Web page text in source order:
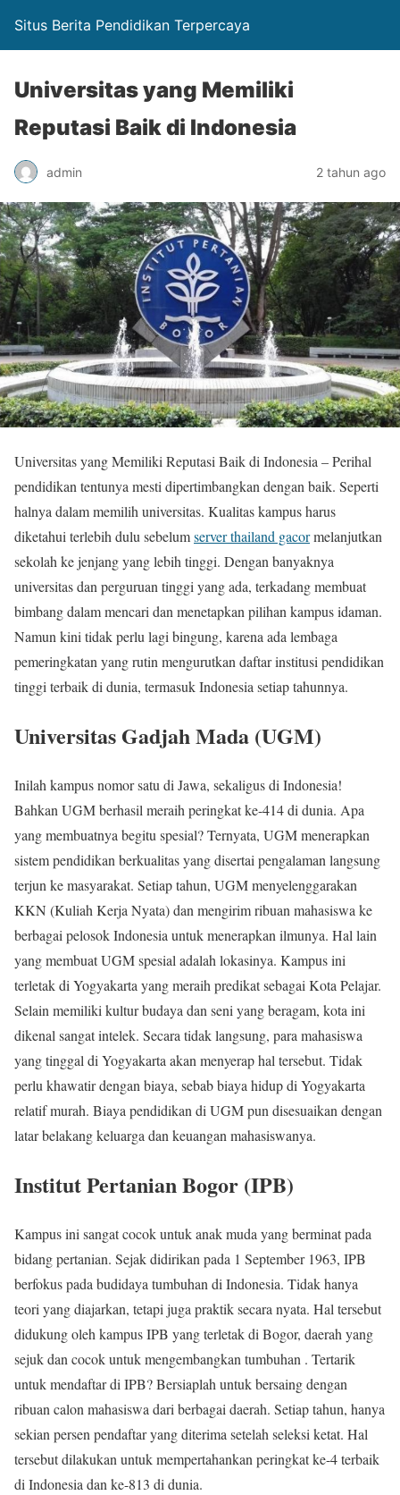
Situs Berita Pendidikan Terpercaya
Universitas yang Memiliki
Reputasi Baik di Indonesia
admin 2 tahun ago
Universitas yang Memiliki Reputasi Baik di Indonesia – Perihal
pendidikan tentunya mesti dipertimbangkan dengan baik. Seperti
halnya dalam memilih universitas. Kualitas kampus harus
diketahui terlebih dulu sebelumserver thailand gacormelanjutkan
sekolah ke jenjang yang lebih tinggi. Dengan banyaknya
universitas dan perguruan tinggi yang ada, terkadang membuat
bimbang dalam mencari dan menetapkan pilihan kampus idaman.
Namun kini tidak perlu lagi bingung, karena ada lembaga
pemeringkatan yang rutin mengurutkan daftar institusi pendidikan
tinggi terbaik di dunia, termasuk Indonesia setiap tahunnya.
Universitas Gadjah Mada (UGM)
Inilah kampus nomor satu di Jawa, sekaligus di Indonesia!
Bahkan UGM berhasil meraih peringkat ke-414 di dunia. Apa
yang membuatnya begitu spesial? Ternyata, UGM menerapkan
sistem pendidikan berkualitas yang disertai pengalaman langsung
terjun ke masyarakat. Setiap tahun, UGM menyelenggarakan
KKN (Kuliah Kerja Nyata) dan mengirim ribuan mahasiswa ke
berbagai pelosok Indonesia untuk menerapkan ilmunya. Hal lain
yang membuat UGM spesial adalah lokasinya. Kampus ini
terletak di Yogyakarta yang meraih predikat sebagai Kota Pelajar.
Selain memiliki kultur budaya dan seni yang beragam, kota ini
dikenal sangat intelek. Secara tidak langsung, para mahasiswa
yang tinggal di Yogyakarta akan menyerap hal tersebut. Tidak
perlu khawatir dengan biaya, sebab biaya hidup di Yogyakarta
relatif murah. Biaya pendidikan di UGM pun disesuaikan dengan
latar belakang keluarga dan keuangan mahasiswanya.
Institut Pertanian Bogor (IPB)
Kampus ini sangat cocok untuk anak muda yang berminat pada
bidang pertanian. Sejak didirikan pada 1 September 1963, IPB
berfokus pada budidaya tumbuhan di Indonesia. Tidak hanya
teori yang diajarkan, tetapi juga praktik secara nyata. Hal tersebut
didukung oleh kampus IPB yang terletak di Bogor, daerah yang
sejuk dan cocok untuk mengembangkan tumbuhan . Tertarik
untuk mendaftar di IPB? Bersiaplah untuk bersaing dengan
ribuan calon mahasiswa dari berbagai daerah. Setiap tahun, hanya
sekian persen pendaftar yang diterima setelah seleksi ketat. Hal
tersebut dilakukan untuk mempertahankan peringkat ke-4 terbaik
di Indonesia dan ke-813 di dunia.